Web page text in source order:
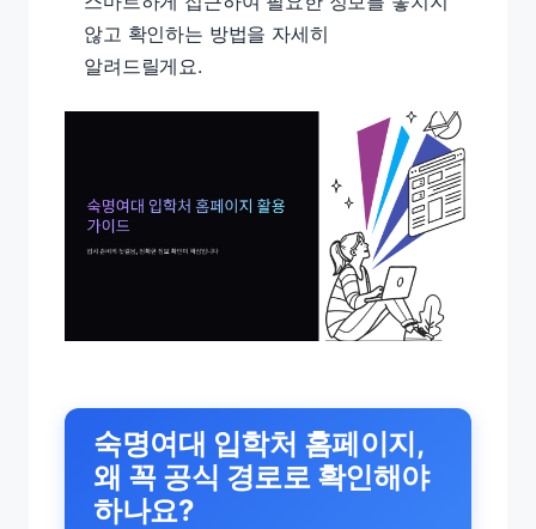
않고 확인하는 방법을 자세히
알려드릴게요.
숙명여대 입학처 홈페이지,
왜 꼭 공식 경로로 확인해야
하나요?